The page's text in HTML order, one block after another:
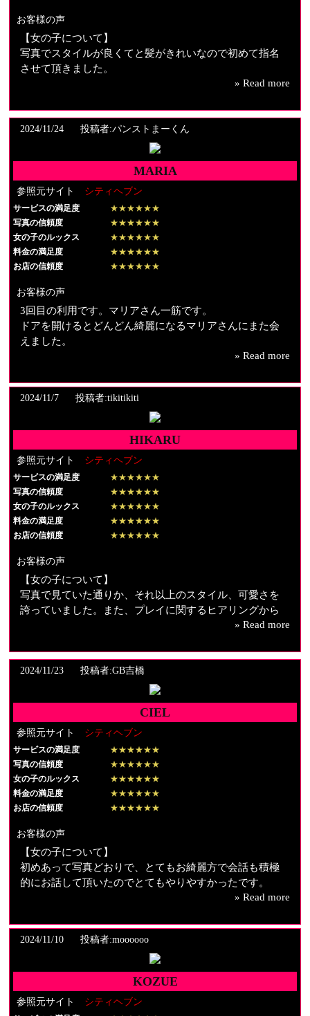
お客様の声
【女の子について】
写真でスタイルが良くてと髪がきれいなので初めて指名
させて頂きました。
指名したもののどういう方なのか少し不安にも思ってい
びっくり。特に笑顔がとっても素敵でこちらも自然と笑
顔になりました。背も高く手足も長くモデルさんのよ
う。こんな綺麗な人とは、ちょっと緊張と思いました
が、いきなりハグしてもらって更にドギドキしてしまい
【料金納得度】
90分でしたが納得です
【プレイ内容】
とろけるようなねっとりしたディープなキス。それからB
を弄り、イキリたったブツを見て微笑む彼女。健康的な
かわいい笑顔とは裏腹に指の動きはエロスそのもので完
全に心が奪われてしまいました。
シャワー後にはコスチュームを着て頂き更に気分はヒー
会話も楽しくプレイ後も気を遣ってもらい、心も体も満
たされとても幸せな気分になりました。
【スタッフの対応】
良かったです
» Read more
2024/11/24 投稿者:パンストまーくん
MARIA
参照元サイト シティヘブン
サービスの満足度
★★★★★★
写真の信頼度
★★★★★★
女の子のルックス
★★★★★★
料金の満足度
★★★★★★
お店の信頼度
★★★★★★
お客様の声
3回目の利用です。マリアさん一筋です。
ドアを開けるとどんどん綺麗になるマリアさんにまた会
えました。
一緒に相撲の千秋楽を見ながら会話が盛り上がりまし
お風呂で癒されて、ベッドで夢のような時間を過ごせま
した。
たまに女の子のような仕草もグッとくるものがあり感動
でした。
どんどん沼って、次回もリピ確定です。
電話の受け付けの人の対応もよく安心して利用できま
す。
たまにしか利用できませんがホームページを見て頑張っ
てるなって
勇気付けられます。
またお願いします。
» Read more
2024/11/7 投稿者:tikitikiti
HIKARU
参照元サイト シティヘブン
サービスの満足度
★★★★★★
写真の信頼度
★★★★★★
女の子のルックス
★★★★★★
料金の満足度
★★★★★★
お店の信頼度
★★★★★★
お客様の声
【女の子について】
写真で見ていた通りか、それ以上のスタイル、可愛さを
誇っていました。また、プレイに関するヒアリングから
プレイ後のトークに至るまで、こちらの話を丁寧に聞い
外見、内面共にここまで素晴らしい方はなかなかいらっ
しゃらないかと思うので、ぜひ一度指名してみることを
適切かと思います。
【プレイ内容】
身長差を感じながらのイチャイチャプレイ、持ち込んだ
洋服を着てもらってのプレイ
終始丁寧な対応でした。
» Read more
2024/11/23 投稿者:GB吉橋
CIEL
参照元サイト シティヘブン
サービスの満足度
★★★★★★
写真の信頼度
★★★★★★
女の子のルックス
★★★★★★
料金の満足度
★★★★★★
お店の信頼度
★★★★★★
お客様の声
【女の子について】
初めあって写真どおりで、とてもお綺麗方で会話も積極
的にお話して頂いたのでとてもやりやすかったです。
とても良かったです！！
事前にメッセージで内容を話しいて、こちらの希望を
100%叶えて頂きとても満足しました。
» Read more
2024/11/10 投稿者:moooooo
KOZUE
参照元サイト シティヘブン